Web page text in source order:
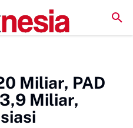
Sidang Pleno, Evaluasi Kinerja
Miliar, PAD
Miliar,